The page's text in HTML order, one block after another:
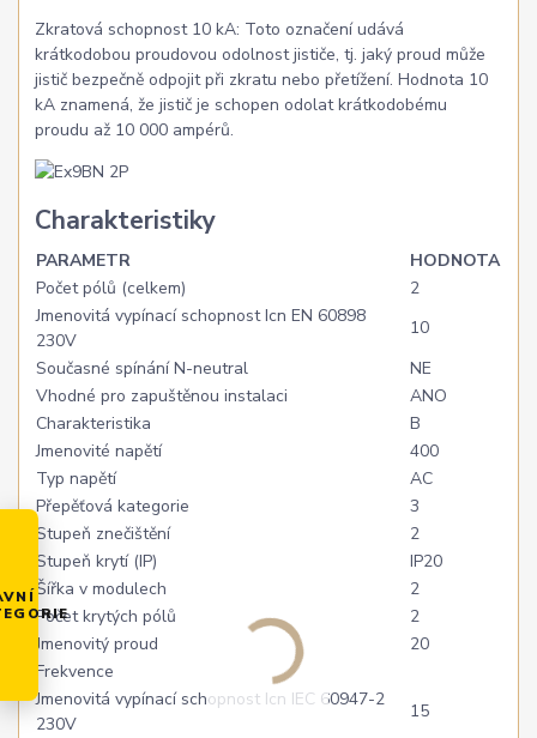
Zkratová schopnost 10 kA: Toto označení udává
krátkodobou proudovou odolnost jističe, tj. jaký proud může
jistič bezpečně odpojit při zkratu nebo přetížení. Hodnota 10
kA znamená, že jistič je schopen odolat krátkodobému
proudu až 10 000 ampérů.
Charakteristiky
PARAMETR
HODNOTA
Počet pólů (celkem)
2
Jmenovitá vypínací schopnost Icn EN 60898
230V
10
Současné spínání N-neutral
NE
Vhodné pro zapuštěnou instalaci
ANO
Charakteristika
B
Jmenovité napětí
400
Typ napětí
AC
Přepěťová kategorie
3
Stupeň znečištění
2
Stupeň krytí (IP)
IP20
Šířka v modulech
2
Počet krytých pólů
2
Jmenovitý proud
20
Frekvence
Jmenovitá vypínací schopnost Icn IEC 60947-2
230V
15